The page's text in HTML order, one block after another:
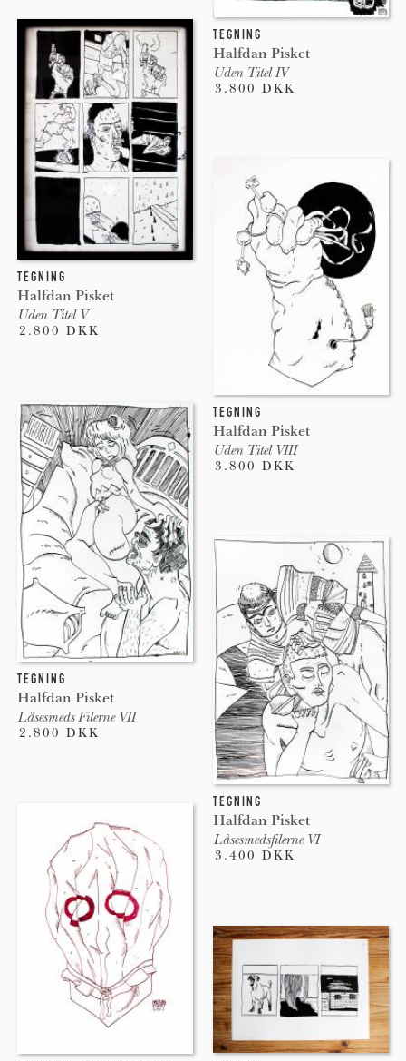
TEGNING
Halfdan Pisket
Uden Titel IV
3.800 DKK
TEGNING
Halfdan Pisket
Uden Titel V
2.800 DKK
TEGNING
Halfdan Pisket
Uden Titel VIII
3.800 DKK
TEGNING
Halfdan Pisket
Låsesmeds Filerne VII
2.800 DKK
TEGNING
Halfdan Pisket
Låsesmedsfilerne VI
3.400 DKK